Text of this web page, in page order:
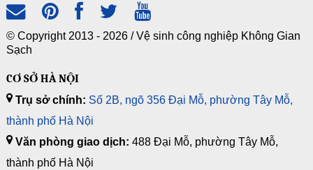
© Copyright 2013 - 2026 /Vệ sinh công nghiệp Không Gian
Sạch
CƠ SỞ HÀ NỘI
Trụ sở chính: Số 2B, ngõ 356 Đại Mỗ, phường Tây Mỗ,
thành phố Hà Nội
Văn phòng giao dịch: 488 Đại Mỗ, phường Tây Mỗ,
thành phố Hà Nội